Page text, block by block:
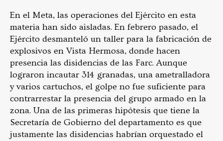
En el Meta, las operaciones del Ejército en esta
materia han sido aisladas. En febrero pasado, el
Ejército desmanteló un taller para la fabricación de
explosivos en Vista Hermosa, donde hacen
presencia las disidencias de las Farc. Aunque
lograron incautar 314 granadas, una ametralladora
y varios cartuchos, el golpe no fue suficiente para
contrarrestar la presencia del grupo armado en la
zona. Una de las primeras hipótesis que tiene la
Secretaría de Gobierno del departamento es que
justamente las disidencias habrían orquestado el